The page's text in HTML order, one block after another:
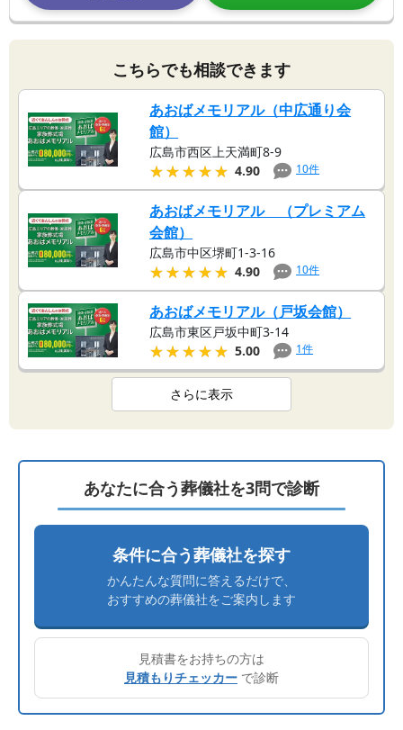
こちらでも相談できます
あおばメモリアル（中広通り会
館）
広島市西区上天満町8-9
★★★★★
★★★★★ 4.90 10件
あおばメモリアル （プレミアム
会館）
広島市中区堺町1-3-16
★★★★★
★★★★★ 4.90 10件
あおばメモリアル（戸坂会館）
広島市東区戸坂中町3-14
★★★★★
★★★★★ 5.00 1件
さらに表示
あなたに合う葬儀社を3問で診断
条件に合う葬儀社を探す
かんたんな質問に答えるだけで、
おすすめの葬儀社をご案内します
見積書をお持ちの方は
見積もりチェッカー で診断